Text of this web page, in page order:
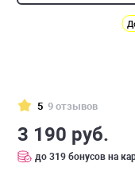
5 9 отзывов
3 190 руб.
до 319 бонусов на